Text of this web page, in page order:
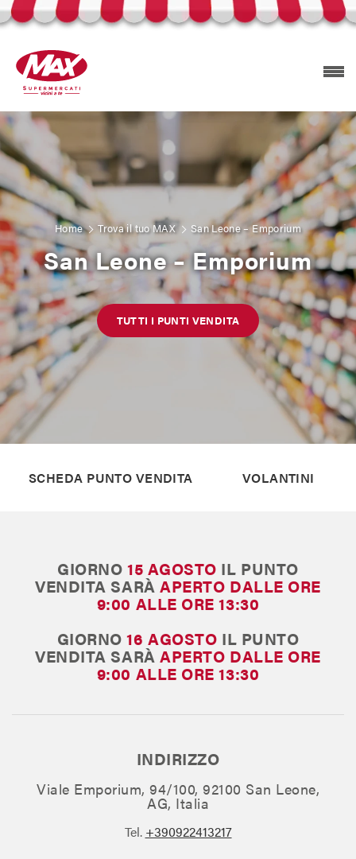
Prodotti Selex
Esplora volantini
Trova il tuo MAX
Carta Mizzica
Il Blog di MAX
Franchising
Home Trova il tuo MAX San Leone – Emporium
San Leone – Emporium
TUTTI I PUNTI VENDITA
SCHEDA PUNTO VENDITA VOLANTINI
GIORNO 15 AGOSTO IL PUNTO
VENDITA SARÀAPERTO DALLE ORE
9:00 ALLE ORE 13:30
GIORNO16 AGOSTO IL PUNTO
VENDITA SARÀAPERTO DALLE ORE
9:00 ALLE ORE 13:30
INDIRIZZO
Viale Emporium, 94/100, 92100 San Leone,
AG, Italia
Tel. +390922413217